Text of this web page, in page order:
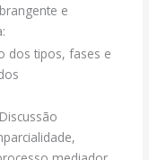
e
dos tipos, fases e
Discussão